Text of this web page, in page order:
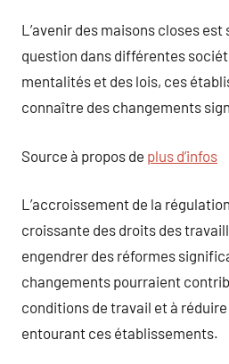
L’avenir des maisons closes
question dans différentes
mentalités et des lois, ces
connaître des changements
Source à propos de plus d’infos
L’accroissement de la
croissante des droits des
engendrer des réformes
changements pourraient
conditions de travail et à
entourant ces établissements.